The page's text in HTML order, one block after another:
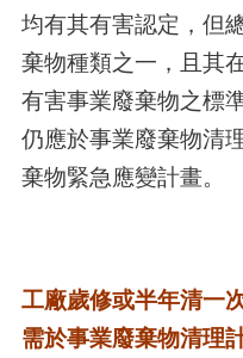
均有其有害認定，但
棄物種類之一，且其
有害事業廢棄物之標
仍應於事業廢棄物清
棄物緊急應變計畫。
工廠歲修或半年清一
需於事業廢棄物清理